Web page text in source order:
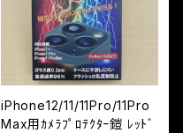
iPhone12/11/11Pro/11Pro
Max用ｶﾒﾗﾌﾟﾛﾃｸﾀｰ鎧 ﾚｯﾄﾞ